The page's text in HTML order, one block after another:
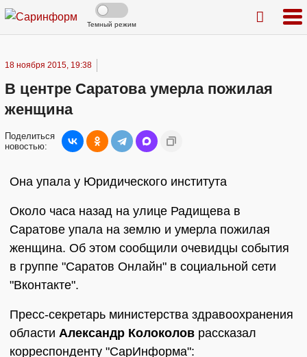
Темный режим
18 ноября 2015, 19:38
В центре Саратова умерла пожилая
женщина
Поделиться
новостью:
Она упала у Юридического института
Около часа назад на улице Радищева в
Саратове упала на землю и умерла пожилая
женщина. Об этом сообщили очевидцы события
в группе "Саратов Онлайн" в социальной сети
"Вконтакте".
Пресс-секретарь министерства здравоохранения
области Александр Колоколов рассказал
корреспонденту "СарИнформа":